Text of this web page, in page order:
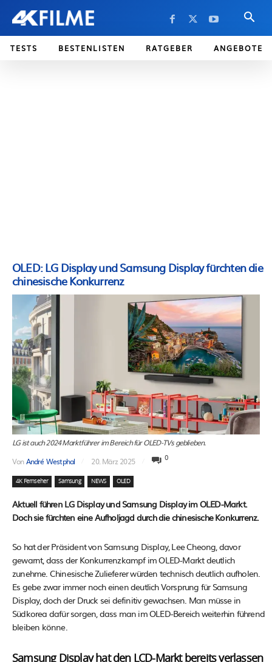
TESTS BESTENLISTEN RATGEBER ANGEBOTE
OLED: LG Display und Samsung Display fürchten die
chinesische Konkurrenz
LG ist auch 2024 Marktführer im Bereich für OLED-TVs geblieben.
VonAndré Westphal 20. März 2025 0
4K Fernseher Samsung NEWS OLED
Aktuell führen LG Display und Samsung Display im OLED-Markt.
Doch sie fürchten eine Aufholjagd durch die chinesische Konkurrenz.
So hat der Präsident von Samsung Display, Lee Cheong, davor
gewarnt, dass der Konkurrenzkampf im OLED-Markt deutlich
zunehme. Chinesische Zulieferer würden technisch deutlich aufholen.
Es gebe zwar immer noch einen deutlich Vorsprung für Samsung
Display, doch der Druck sei definitiv gewachsen. Man müsse in
Südkorea dafür sorgen, dass man im OLED-Bereich weiterhin führend
bleiben könne.
Samsung Display hat den LCD-Markt bereits verlassen